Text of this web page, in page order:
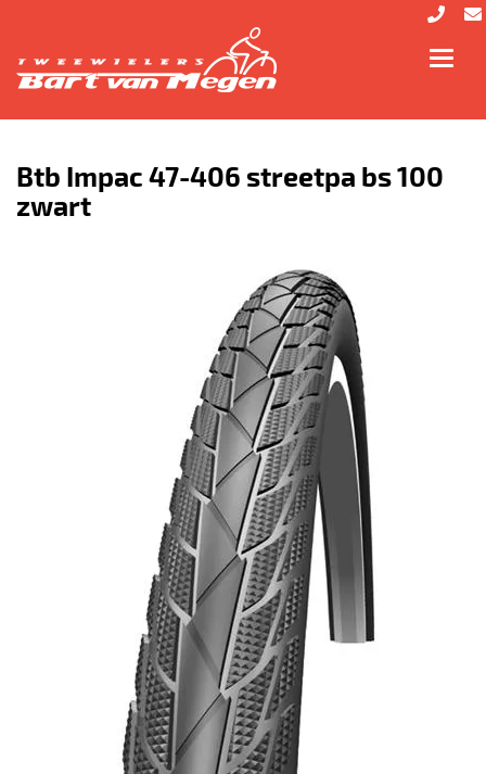
Btb Impac 47-406 streetpa bs 100
zwart